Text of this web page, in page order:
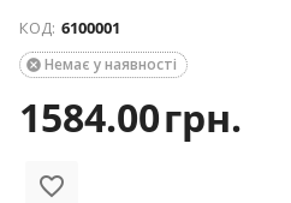
КОД: 6100001
Немає у наявності

1584.00грн.